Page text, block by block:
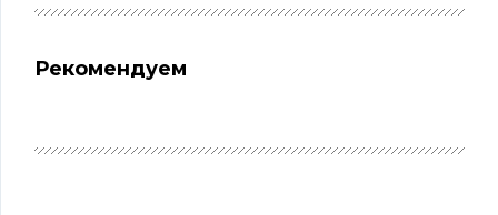
Рекомендуем